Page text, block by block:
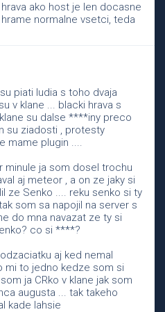
ako host je len docasne
normalne vsetci, teda
piati ludia s toho dvaja
v klane ... blacki hrava s
su dalse ****iny preco
su ziadosti , protesty
mame plugin ....
minule ja som dosel trochu
aj meteor , a on ze jaky si
ze Senko .... reku senko si ty
som sa napojil na server s
do mna navazat ze ty si
co si ****?
aj ked nemal
mi to jedno kedze som si
ja CRko v klane jak som
augusta ... tak takeho
kade lahsie